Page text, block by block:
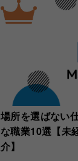
場所を選ばない
な職業10選【未
介】